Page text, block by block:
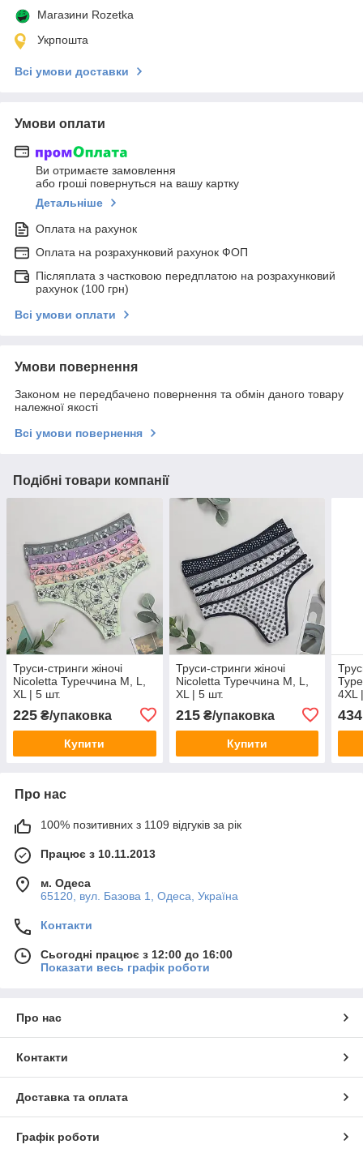
Магазини Rozetka
Укрпошта
Всі умови доставки
Умови оплати
Ви отримаєте замовлення
або гроші повернуться на вашу картку
Детальніше
Оплата на рахунок
Оплата на розрахунковий рахунок ФОП
Післяплата з частковою передплатою на розрахунковий
рахунок (100 грн)
Всі умови оплати
Умови повернення
Законом не передбачено повернення та обмін даного товару
належної якості
Всі умови повернення
Подібні товари компанії
Труси-стринги жіночі
Nicoletta Туреччина M, L,
XL | 5 шт.
225 ₴/упаковка
Купити
Труси-стринги жіночі
Nicoletta Туреччина M, L,
XL | 5 шт.
215₴/упаковка
Купити
4XL
434
Про нас
100% позитивних з 1109 відгуків за рік
Працює з 10.11.2013
м. Одеса
65120, вул. Базова 1, Одеса, Україна
Контакти
Сьогодні працює з 12:00 до 16:00
Показати весь графік роботи
Про нас
Контакти
Доставка та оплата
Графік роботи